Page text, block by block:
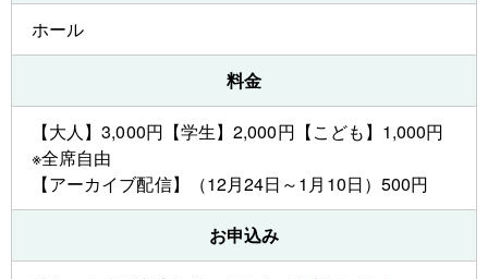
ホール
料金
【大人】3,000円【学生】2,000円【こども】1,000円
※全席自由
【アーカイブ配信】（12月24日～1月10日）500円
お申込み